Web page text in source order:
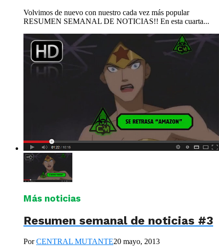
Volvimos de nuevo con nuestro cada vez más popular
RESUMEN SEMANAL DE NOTICIAS!! En esta cuarta...
Más noticias
Resumen semanal de noticias #3
PorCENTRAL MUTANTE20 mayo, 2013